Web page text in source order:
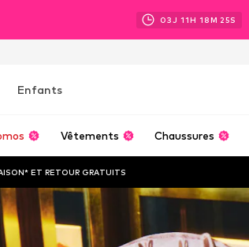
03J 11H 18M 23S
Enfants
Vêtements Chaussures
ET RETOUR GRATUITS